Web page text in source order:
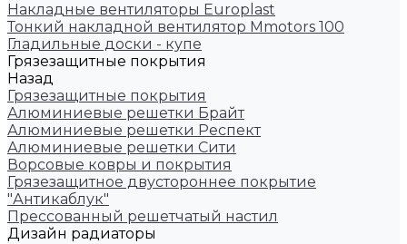
Накладные вентиляторы Europlast
Тонкий накладной вентилятор Mmotors 100
Гладильные доски - купе
Грязезащитные покрытия
Назад
Грязезащитные покрытия
Алюминиевые решетки Брайт
Алюминиевые решетки Респект
Алюминиевые решетки Сити
Ворсовые ковры и покрытия
Грязезащитное двустороннее покрытие
"Антикаблук"
Прессованный решетчатый настил
Дизайн радиаторы